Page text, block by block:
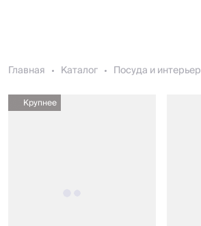
Главная Каталог Посуда и интерьер
Крупнее